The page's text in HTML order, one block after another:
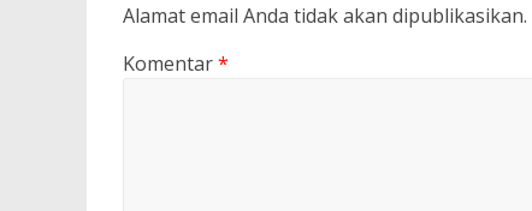
Alamat email Anda tidak akan dipublikasikan.
Komentar*